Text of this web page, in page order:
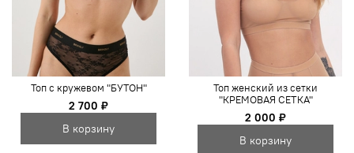
Топ с кружевом "БУТОН"
2 700 ₽
В корзину
Топ женский из сетки
"КРЕМОВАЯ СЕТКА"
2 000 ₽
В корзину